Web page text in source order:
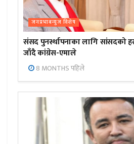
जनप्रभाबन्युज विशेष
संसद पुनर्स्थापनाका लागि सांसदको
जाँदै कांग्रेस-एमाले
8 MONTHS पहिले